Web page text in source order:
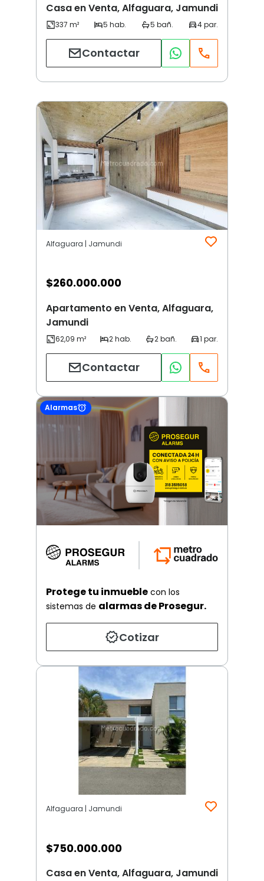
Casa en Venta, Alfaguara, Jamundi
Contactar
Alfaguara | Jamundi
$260.000.000
Apartamento en Venta, Alfaguara,
Jamundi
Contactar
Alarmas
Protege tu inmueble con los
sistemas de alarmas de Prosegur.
Cotizar
Alfaguara | Jamundi
$750.000.000
Casa en Venta, Alfaguara, Jamundi